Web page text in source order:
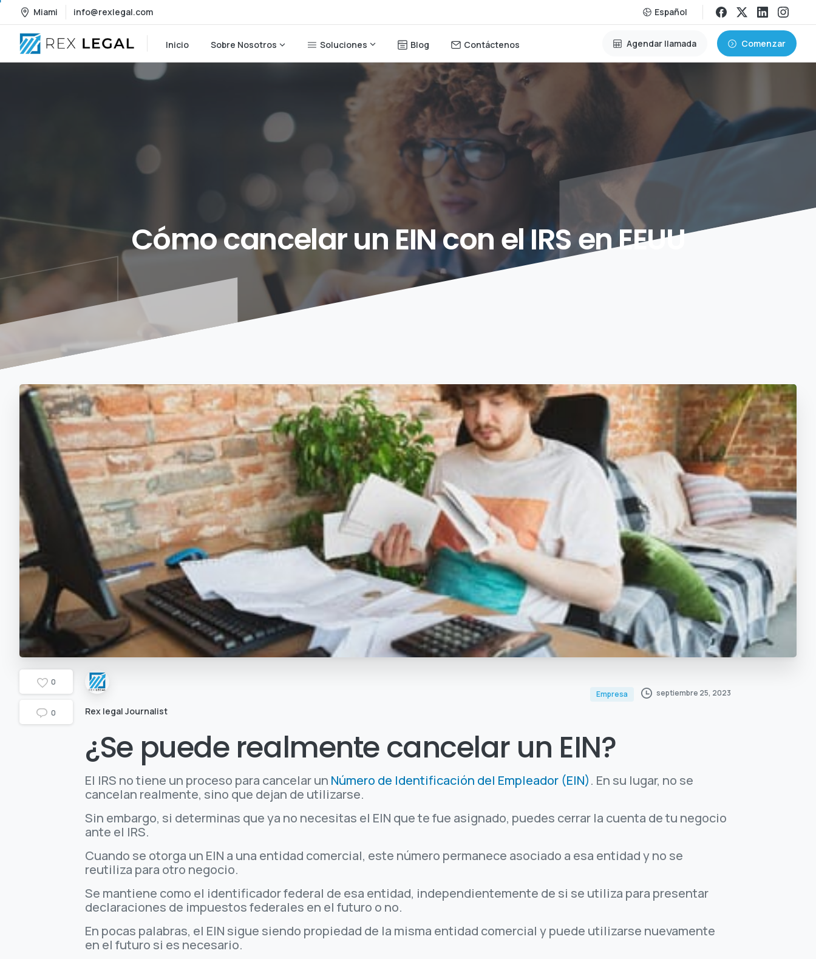
Miami info@rexlegal.com Español
Inicio Sobre Nosotros Soluciones Blog Contáctenos Agendar llamada Comenzar
CómocancelarunEINconelIRSenEEUU
0
0 Rex legal Journalist
Empresa septiembre 25, 2023
¿Se puede realmente cancelar un EIN?
El IRS no tiene un proceso para cancelar un Número de Identificación del Empleador (EIN). En su lugar, no se
cancelan realmente, sino que dejan de utilizarse.
Sin embargo, si determinas que ya no necesitas el EIN que te fue asignado, puedes cerrar la cuenta de tu negocio
ante el IRS.
Cuando se otorga un EIN a una entidad comercial, este número permanece asociado a esa entidad y no se
reutiliza para otro negocio.
Se mantiene como el identificador federal de esa entidad, independientemente de si se utiliza para presentar
declaraciones de impuestos federales en el futuro o no.
En pocas palabras, el EIN sigue siendo propiedad de la misma entidad comercial y puede utilizarse nuevamente
en el futuro si es necesario.